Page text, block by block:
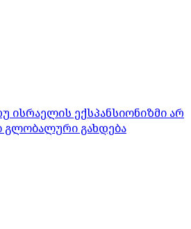
ისრაელის ექსპანსიონიზმი არ
გლობალური გახდება